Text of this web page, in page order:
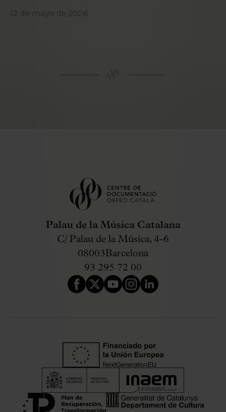
12 de mayo de 2026
Palau de la Música Catalana
C/ Palau de la Música, 4-6
08003Barcelona
93 295 72 00